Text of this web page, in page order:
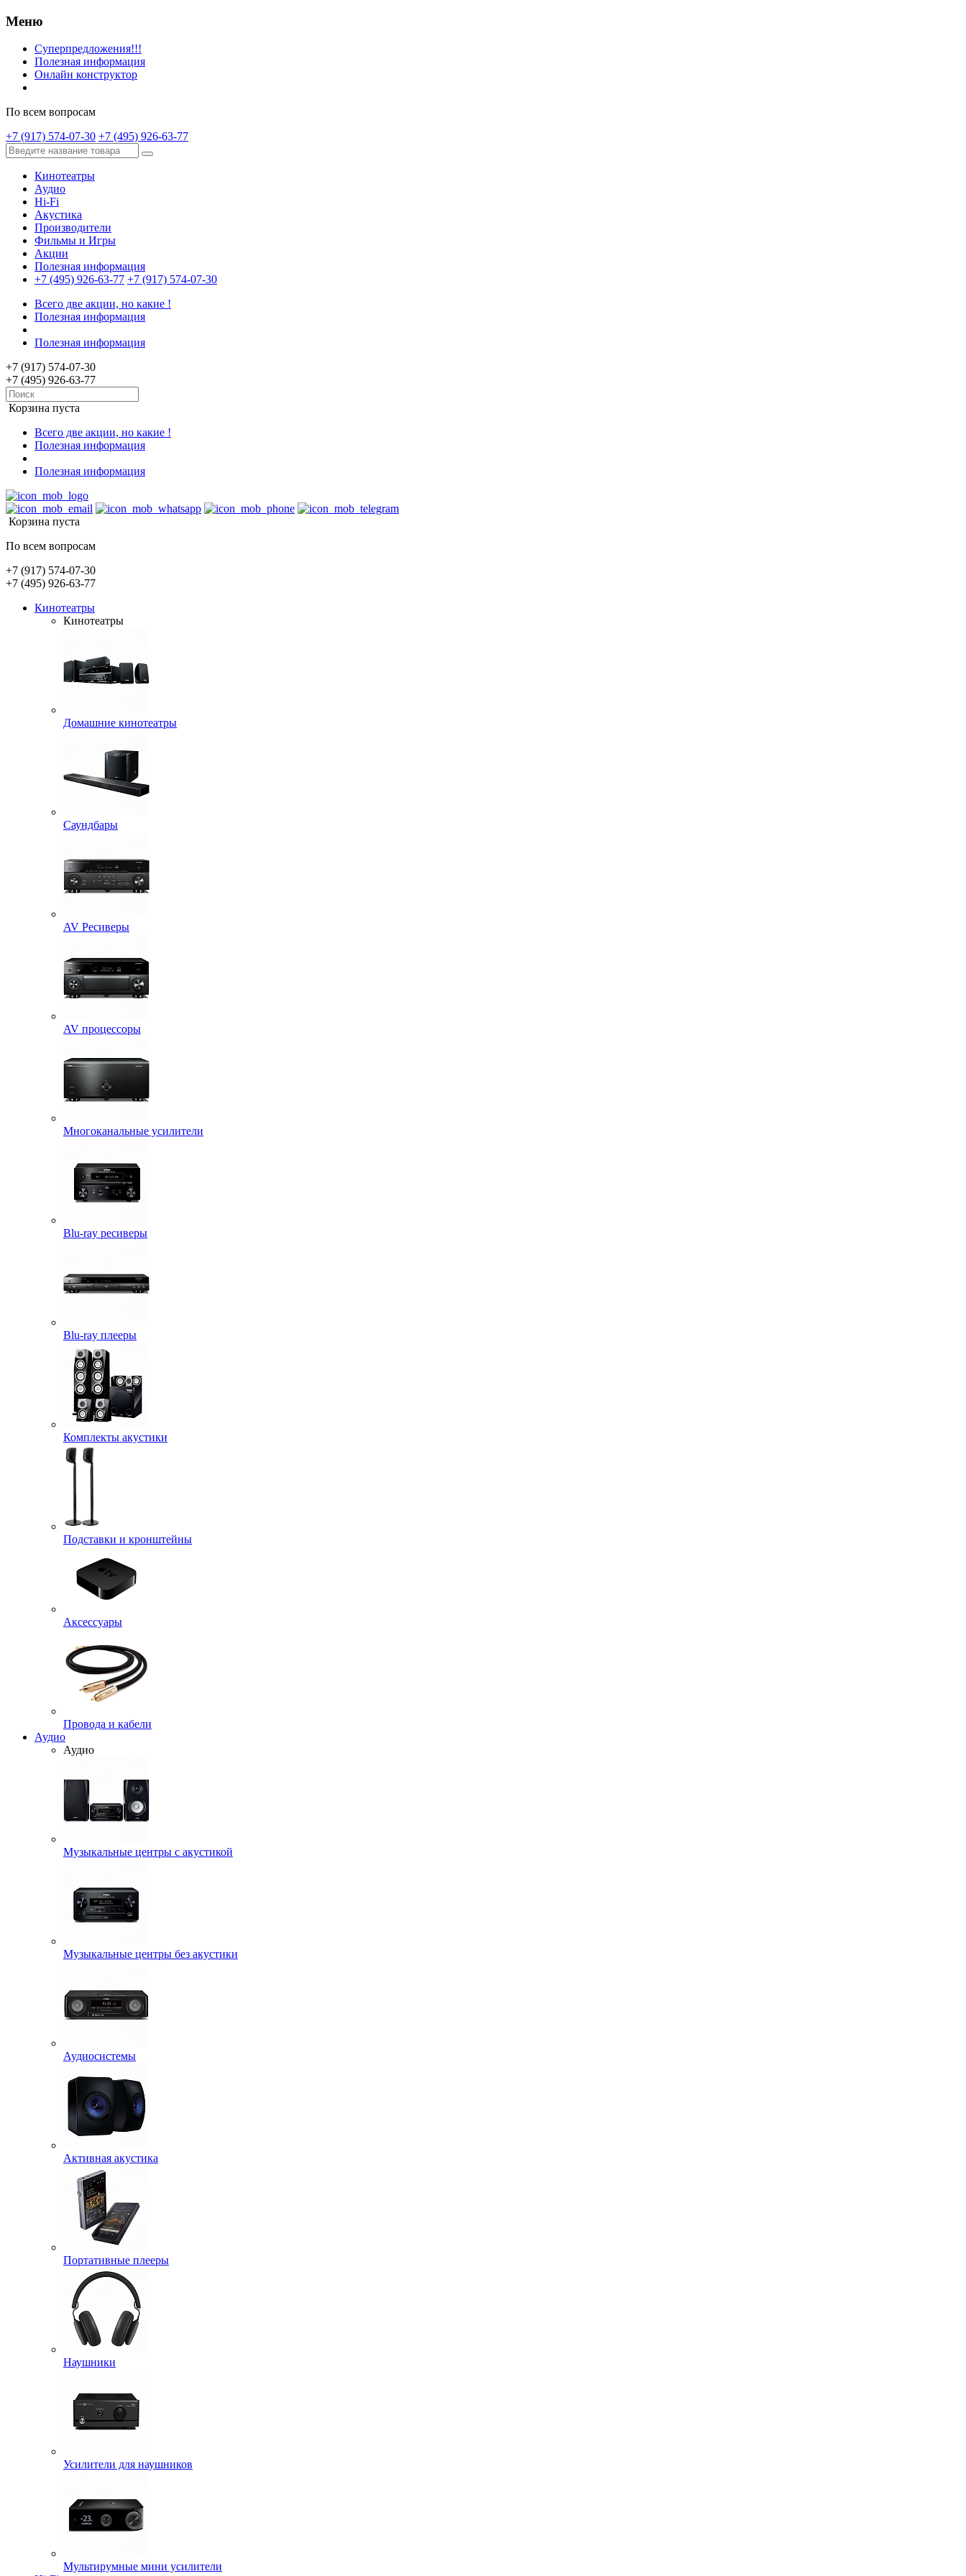
Меню
Суперпредложения!!!
Полезная информация
Онлайн конструктор
По всем вопросам
+7 (917) 574-07-30 +7 (495) 926-63-77
Кинотеатры
Аудио
Hi-Fi
Акустика
Производители
Фильмы и Игры
Акции
Полезная информация
+7 (495) 926-63-77 +7 (917) 574-07-30
Всего две акции, но какие !
Полезная информация
Полезная информация
+7 (917) 574-07-30
+7 (495) 926-63-77
Корзина пуста
Всего две акции, но какие !
Полезная информация
Полезная информация
Корзина пуста
По всем вопросам
+7 (917) 574-07-30
+7 (495) 926-63-77
Кинотеатры
Кинотеатры
Домашние кинотеатры
Саундбары
AV Ресиверы
AV процессоры
Многоканальные усилители
Blu-ray ресиверы
Blu-ray плееры
Комплекты акустики
Подставки и кронштейны
Аксессуары
Провода и кабели
Аудио
Аудио
Музыкальные центры с акустикой
Музыкальные центры без акустики
Аудиосистемы
Активная акустика
Портативные плееры
Наушники
Усилители для наушников
Мультирумные мини усилители